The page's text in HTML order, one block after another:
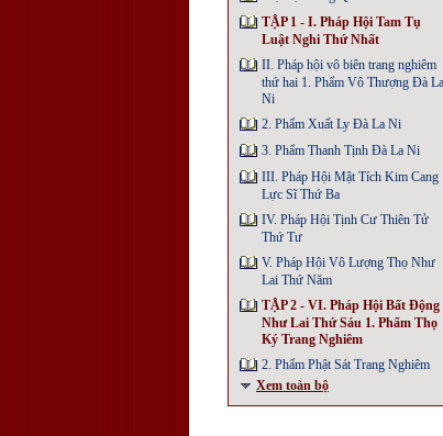
TẬP 1 - I. Pháp Hội Tam Tụ
Luật Nghi Thứ Nhất
II. Pháp hội vô biên trang nghiêm
thứ hai 1. Phẩm Vô Thượng Đà La
Ni
2. Phẩm Xuất Ly Đà La Ni
3. Phẩm Thanh Tịnh Đà La Ni
III. Pháp Hội Mật Tích Kim Cang
Lực Sĩ Thứ Ba
IV. Pháp Hội Tịnh Cư Thiên Tử
Thứ Tư
V. Pháp Hội Vô Lượng Thọ Như
Lai Thứ Năm
TẬP 2 - VI. Pháp Hội Bất Động
Như Lai Thứ Sáu 1. Phẩm Thọ
Ký Trang Nghiêm
2. Phẩm Phật Sát Trang Nghiêm
Xem toàn bộ